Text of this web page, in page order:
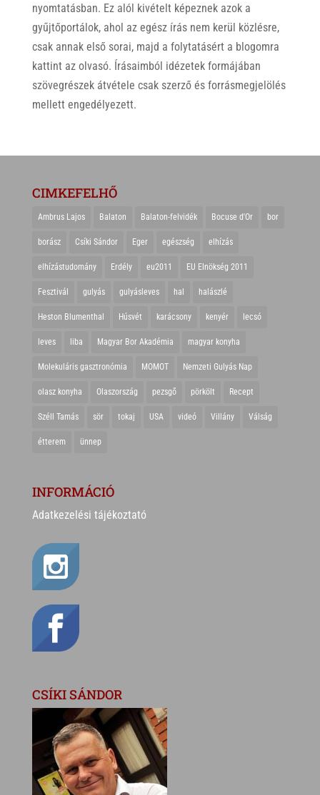
nyomtatásban. Ez alól kivételt képeznek azok a
gyűjtőportálok, ahol az egész írás nem kerül közlésre,
csak annak első sorai, majd a folytatásért a blogomra
kattint az olvasó. Írásaimból idézetek formájában
szövegrészek átvétele csak szerző és forrásmegjelölés
mellett engedélyezett.
CIMKEFELHŐ
Ambrus Lajos Balaton Balaton-felvidék Bocuse d'Or bor
borász Csíki Sándor Eger egészség elhízás
elhízástudomány Erdély eu2011 EU Elnökség 2011
Fesztivál gulyás gulyásleves hal halászlé
Heston Blumenthal Húsvét karácsony kenyér lecsó
leves liba Magyar Bor Akadémia magyar konyha
Molekuláris gasztronómia MOMOT Nemzeti Gulyás Nap
olasz konyha Olaszország pezsgő pörkölt Recept
Széll Tamás sör tokaj USA videó Villány Válság
étterem ünnep
INFORMÁCIÓ
Adatkezelési tájékoztató
CSÍKI SÁNDOR